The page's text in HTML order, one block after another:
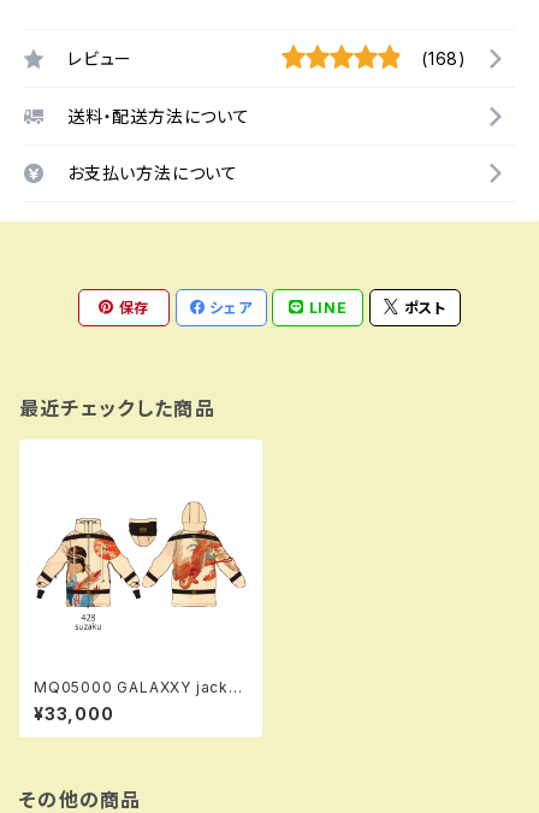
レビュー (168)
送料・配送方法について
お支払い方法について
保存 シェア LINE ポスト
最近チェックした商品
MQ05000 GALAXXY jacket
428 suzaku ！！※送料無料（日
本国内のみ）サービス中！！
¥33,000
その他の商品